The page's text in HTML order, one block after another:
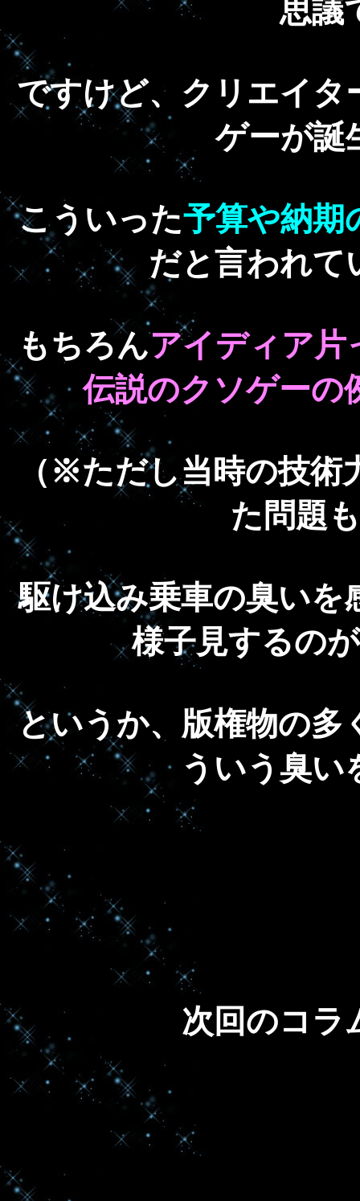
思議
ですけど、クリエイタ
ゲーが誕
こういった予算や納期
だと言われて
もちろんアイディア片
伝説のクソゲーの
（※ただし当時の技
た問題
駆け込み乗車の臭いを
様子見するの
というか、版権物の
ういう臭い
次回のコラ